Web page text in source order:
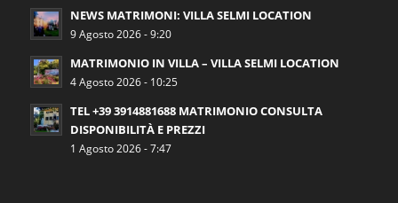
NEWS MATRIMONI: VILLA SELMI LOCATION
9 Agosto 2026 - 9:20
MATRIMONIO IN VILLA – VILLA SELMI LOCATION
4 Agosto 2026 - 10:25
TEL +39 3914881688 MATRIMONIO CONSULTA
DISPONIBILITÀ E PREZZI
1 Agosto 2026 - 7:47